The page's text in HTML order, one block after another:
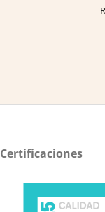
Certificaciones